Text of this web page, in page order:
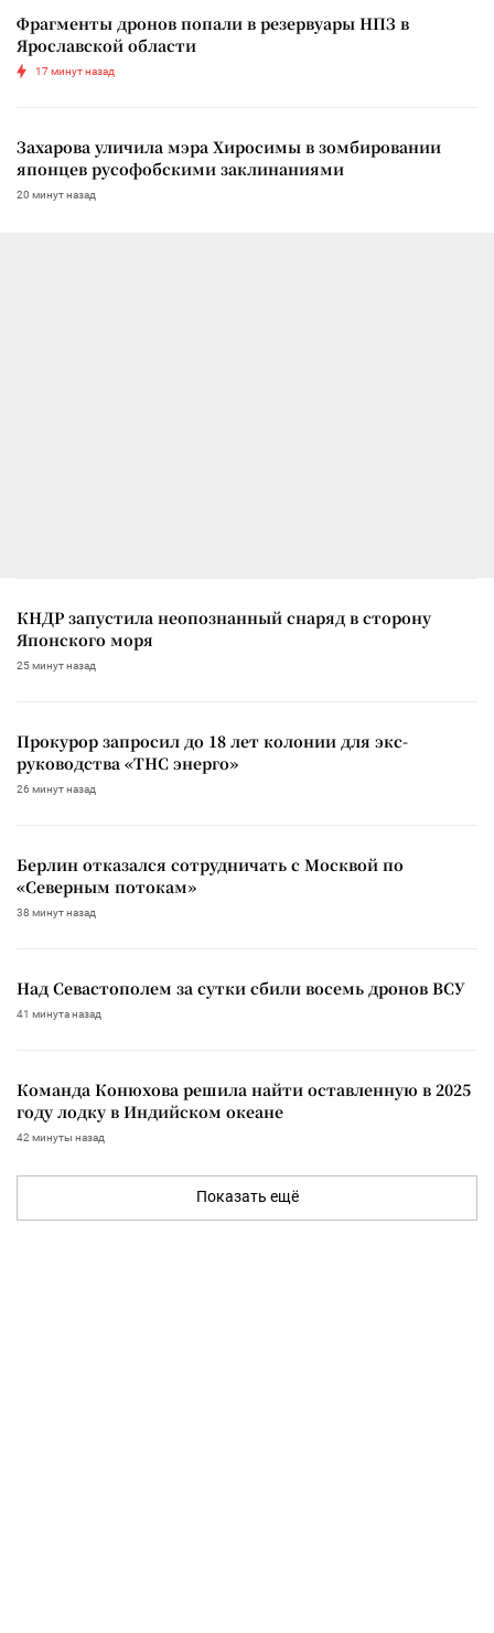
Фрагменты дронов попали в резервуары НПЗ в
Ярославской области
17 минут назад
Захарова уличила мэра Хиросимы в зомбировании
японцев русофобскими заклинаниями
20 минут назад
КНДР запустила неопознанный снаряд в сторону
Японского моря
25 минут назад
Прокурор запросил до 18 лет колонии для экс-
руководства «ТНС энерго»
26 минут назад
Берлин отказался сотрудничать с Москвой по
«Северным потокам»
38 минут назад
Над Севастополем за сутки сбили восемь дронов ВСУ
41 минута назад
Команда Конюхова решила найти оставленную в 2025
году лодку в Индийском океане
42 минуты назад
Показать ещё